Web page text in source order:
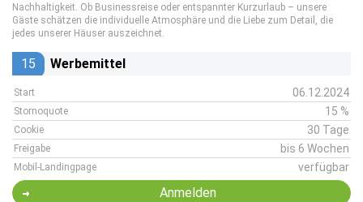
Nachhaltigkeit. Ob Businessreise oder entspannter Kurzurlaub – unsere
Gäste schätzen die individuelle Atmosphäre und die Liebe zum Detail, die
jedes unserer Häuser auszeichnet.
15 Werbemittel
Start 06.12.2024
Stornoquote 15 %
Cookie 30 Tage
Freigabe bis 6 Wochen
Mobil-Landingpage verfügbar
Anmelden